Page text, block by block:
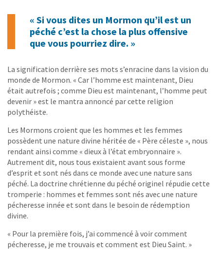
« Si vous dites un Mormon qu’il est un
péché c’est la chose la plus offensive
que vous pourriez dire. »
La signification derrière ses mots s’enracine dans la vision du
monde de Mormon. « Car l’homme est maintenant, Dieu
était autrefois ; comme Dieu est maintenant, l’homme peut
devenir » est le mantra annoncé par cette religion
polythéiste.
Les Mormons croient que les hommes et les femmes
possèdent une nature divine héritée de « Père céleste », nous
rendant ainsi comme « dieux à l’état embryonnaire ».
Autrement dit, nous tous existaient avant sous forme
d’esprit et sont nés dans ce monde avec une nature sans
péché. La doctrine chrétienne du péché originel répudie cette
tromperie : hommes et femmes sont nés avec une nature
pécheresse innée et sont dans le besoin de rédemption
divine.
« Pour la première fois, j’ai commencé à voir comment
pécheresse, je me trouvais et comment est Dieu Saint. »